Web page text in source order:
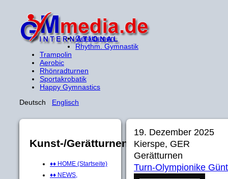
Gerätturnen
Rhythm. Gymnastik
Trampolin
Aerobic
Rhönradturnen
Sportakrobatik
Happy Gymnastics
Deutsch Englisch
Kunst-/Gerätturnen
♦♦ HOME (Startseite)
♦♦ NEWS,
19. Dezember 2025
Kierspe, GER
Gerätturnen
Turn-Olympionike